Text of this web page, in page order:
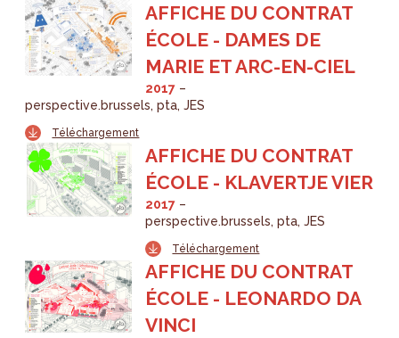
AFFICHE DU CONTRAT
ÉCOLE - DAMES DE
MARIE ET ARC-EN-CIEL
2017
perspective.brussels pta JES
Téléchargement
AFFICHE DU CONTRAT
ÉCOLE - KLAVERTJE VIER
2017
perspective.brussels pta JES
Téléchargement
AFFICHE DU CONTRAT
ÉCOLE - LEONARDO DA
VINCI